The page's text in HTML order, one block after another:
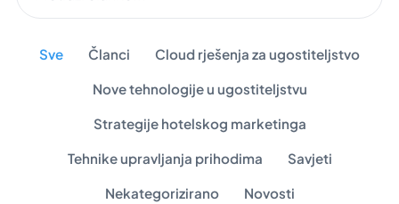
Sve Članci Cloud rješenja za ugostiteljstvo
Nove tehnologije u ugostiteljstvu
Strategije hotelskog marketinga
Tehnike upravljanja prihodima Savjeti
Nekategorizirano Novosti